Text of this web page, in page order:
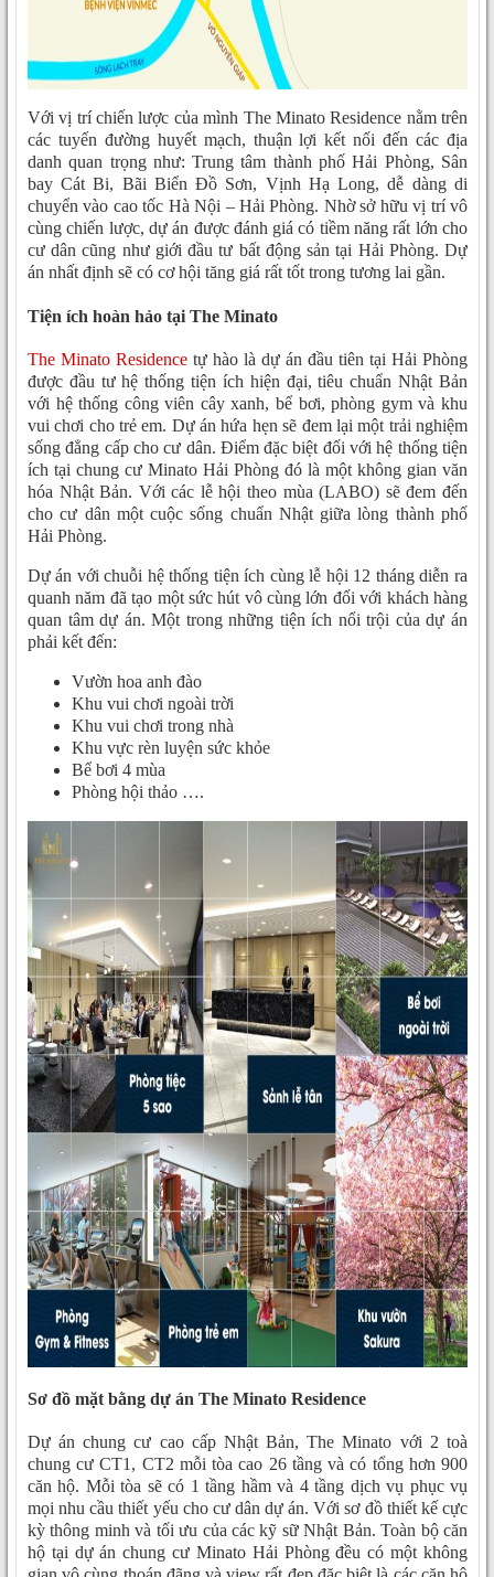
Với vị trí chiến lược của mình The Minato Residence nằm trên
các tuyến đường huyết mạch, thuận lợi kết nối đến các địa
danh quan trọng như: Trung tâm thành phố Hải Phòng, Sân
bay Cát Bi, Bãi Biển Đồ Sơn, Vịnh Hạ Long, dễ dàng di
chuyển vào cao tốc Hà Nội – Hải Phòng. Nhờ sở hữu vị trí vô
cùng chiến lược, dự án được đánh giá có tiềm năng rất lớn cho
cư dân cũng như giới đầu tư bất động sản tại Hải Phòng. Dự
án nhất định sẽ có cơ hội tăng giá rất tốt trong tương lai gần.
Tiện ích hoàn hảo tại The Minato
The Minato Residence tự hào là dự án đầu tiên tại Hải Phòng
được đầu tư hệ thống tiện ích hiện đại, tiêu chuẩn Nhật Bản
với hệ thống công viên cây xanh, bể bơi, phòng gym và khu
vui chơi cho trẻ em. Dự án hứa hẹn sẽ đem lại một trải nghiệm
sống đẳng cấp cho cư dân. Điểm đặc biệt đối với hệ thống tiện
ích tại chung cư Minato Hải Phòng đó là một không gian văn
hóa Nhật Bản. Với các lễ hội theo mùa (LABO) sẽ đem đến
cho cư dân một cuộc sống chuẩn Nhật giữa lòng thành phố
Hải Phòng.
Dự án với chuỗi hệ thống tiện ích cùng lễ hội 12 tháng diễn ra
quanh năm đã tạo một sức hút vô cùng lớn đối với khách hàng
quan tâm dự án. Một trong những tiện ích nổi trội của dự án
phải kết đến:
Vườn hoa anh đào
Khu vui chơi ngoài trời
Khu vui chơi trong nhà
Khu vực rèn luyện sức khỏe
Bể bơi 4 mùa
Phòng hội thảo ….
Sơ đồ mặt bằng dự án The Minato Residence
Dự án chung cư cao cấp Nhật Bản, The Minato với 2 toà
chung cư CT1, CT2 mỗi tòa cao 26 tầng và có tổng hơn 900
căn hộ. Mỗi tòa sẽ có 1 tầng hầm và 4 tầng dịch vụ phục vụ
mọi nhu cầu thiết yếu cho cư dân dự án. Với sơ đồ thiết kế cực
kỳ thông minh và tối ưu của các kỹ sữ Nhật Bản. Toàn bộ căn
hộ tại dự án chung cư Minato Hải Phòng đều có một không